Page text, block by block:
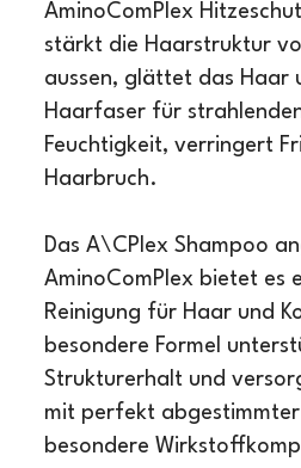
AminoComPlex
stärkt die Haarstruktur
aussen, glättet das Haar
Haarfaser für
Feuchtigkeit, verringert
Haarbruch.
Das A\CPlex Shampoo
AminoComPlex bietet es
Reinigung für Haar und
besondere Formel
Strukturerhalt und
mit perfekt
besondere